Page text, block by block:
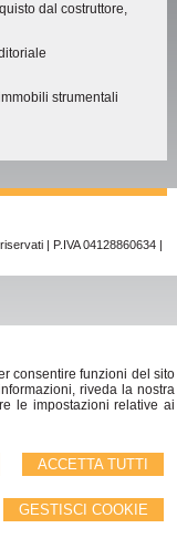
consentire funzioni del sito
riveda la nostra
le impostazioni relative ai
ACCETTA TUTTI
GESTISCI COOKIE
dal costruttore,
strumentali
| P.IVA 04128860634 |